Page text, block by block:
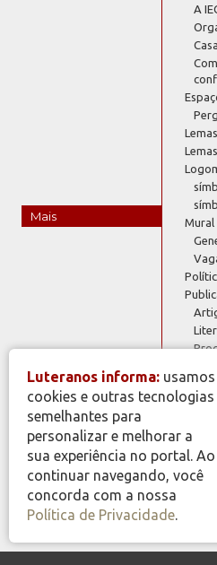
Mais
A
Mural
Rosa
Luteranos informa: usamos
cookies e outras tecnologias
semelhantes para
personalizar e melhorar a
sua experiência no portal. Ao
continuar navegando, você
concorda com a nossa
Política de Privacidade.